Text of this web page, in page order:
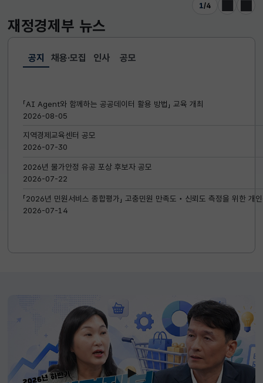
1/4
이전 다음
재정경제부 뉴스
공지
선택됨
공지
「AI Agent와 함께하는 공공데이터 활용 방법」 교육 개최
2026-08-05
지역경제교육센터 공모
2026-07-30
2026년 물가안정 유공 포상 후보자 공모
2026-07-22
「2026년 민원서비스 종합평가」 고충민원 만족도‧신뢰도 측정을 위한 개
2026-07-14
채용·모집 인사 공모